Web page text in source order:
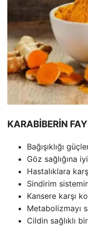
KARABİBERİN
Bağışıklığı
Göz sağlığına
Hastalıklara
Sindirim
Kansere karşı
Metabolizmayı
Cildin sağlıklı